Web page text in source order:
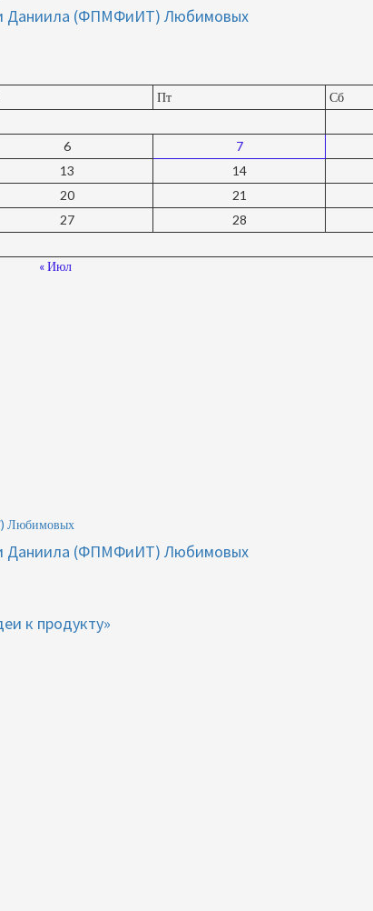
и Даниила (ФПМФиИТ) Любимовых
Пт Сб
6 7
13 14
20 21
27 28
« Июл
Любимовых
и Даниила (ФПМФиИТ) Любимовых
к продукту»